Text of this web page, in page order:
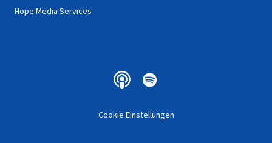
Hope Media Services
Cookie Einstellungen